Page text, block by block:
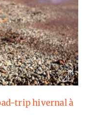
trip hivernal à